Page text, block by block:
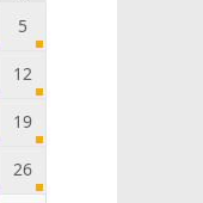
5
12
19
26